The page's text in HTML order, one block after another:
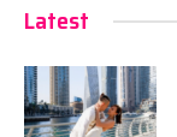
Latest